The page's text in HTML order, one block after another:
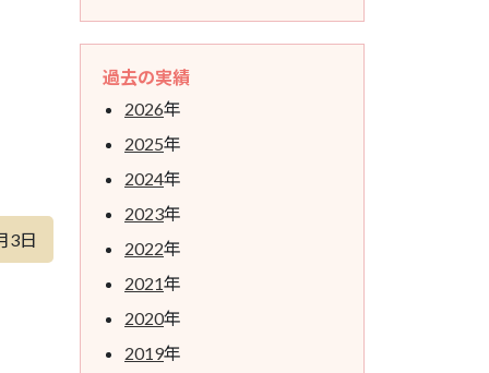
3日
過去の実績
2026年
2025年
2024年
2023年
2022年
2021年
2020年
2019年